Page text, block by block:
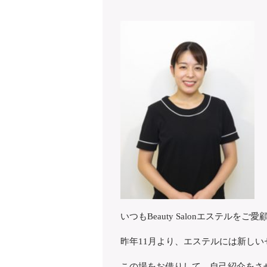
いつもBeauty Salonエステルをご愛
昨年11月より、エステルには新し